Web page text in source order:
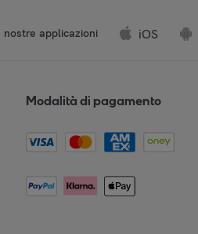
nostre applicazioni iOS
Modalità di pagamento